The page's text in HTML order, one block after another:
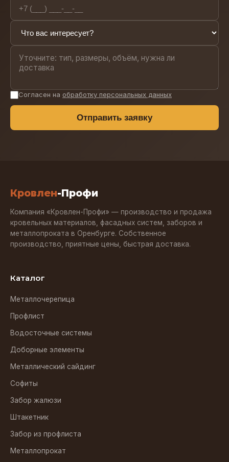
Согласен на обработку персональных данных
Отправить заявку
Кровлен-Профи
Компания «Кровлен-Профи» — производство и продажа
кровельных материалов, фасадных систем, заборов и
металлопроката в Оренбурге. Собственное
производство, приятные цены, быстрая доставка.
Каталог
Металлочерепица
Профлист
Водосточные системы
Доборные элементы
Металлический сайдинг
Софиты
Забор жалюзи
Штакетник
Забор из профлиста
Металлопрокат